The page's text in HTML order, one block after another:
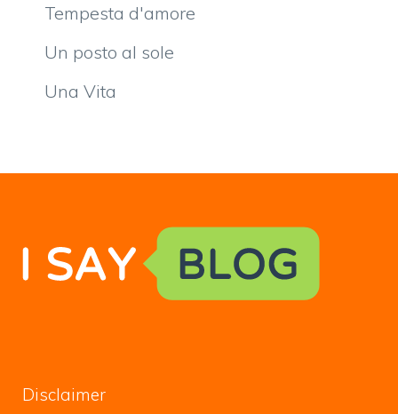
Tempesta d'amore
Un posto al sole
Una Vita
Disclaimer